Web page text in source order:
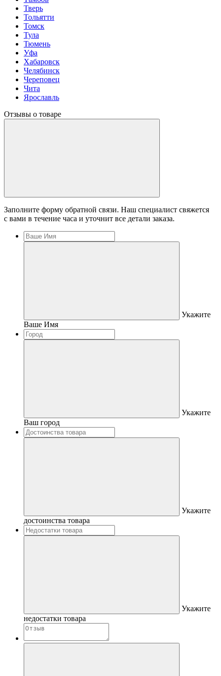
Тверь
Тольятти
Томск
Тула
Тюмень
Уфа
Хабаровск
Челябинск
Череповец
Чита
Ярославль
Отзывы о товаре
Заполните форму обратной связи. Наш специалист свяжется
с вами в течение часа и уточнит все детали заказа.
Укажите
Ваше Имя
Укажите
Ваш город
Укажите
достоинства товара
Укажите
недостатки товара